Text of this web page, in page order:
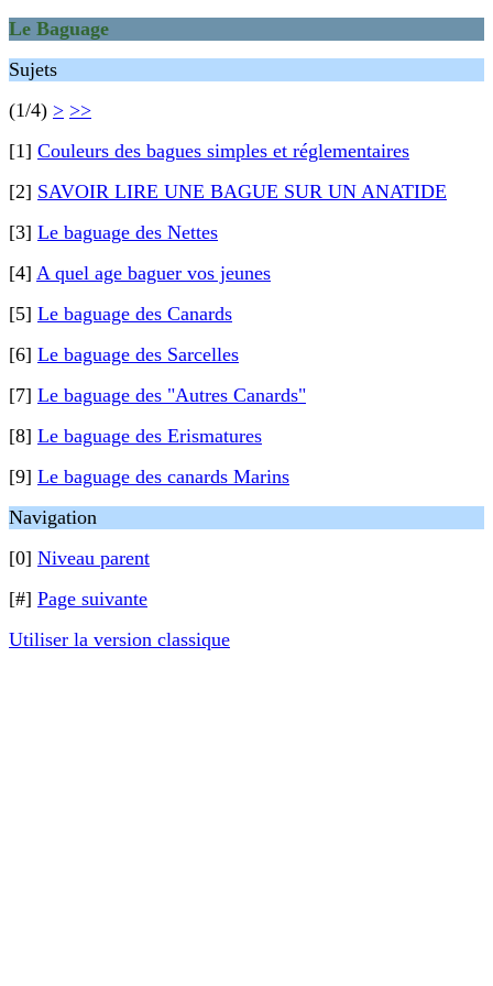
Le Baguage
Sujets
(1/4) > >>
[1] Couleurs des bagues simples et réglementaires
[2] SAVOIR LIRE UNE BAGUE SUR UN ANATIDE
[3] Le baguage des Nettes
[4] A quel age baguer vos jeunes
[5] Le baguage des Canards
[6] Le baguage des Sarcelles
[7] Le baguage des "Autres Canards"
[8] Le baguage des Erismatures
[9] Le baguage des canards Marins
Navigation
[0] Niveau parent
[#] Page suivante
Utiliser la version classique